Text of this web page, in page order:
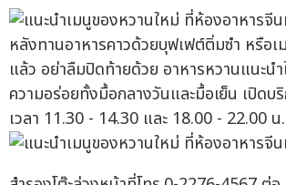
หลังทานอาหารคาวด้วยบุฟเฟต์ติ่มซำ หรือ
แล้ว อย่าลืมปิดท้ายด้วย อาหารหวานแนะน
ความอร่อยทั้งมื้อกลางวันและมื้อเย็น เปิดบ
เวลา 11.30 - 14.30 และ 18.00 - 22.00 น.